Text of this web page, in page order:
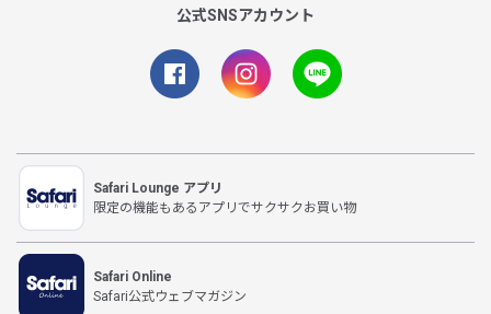
公式SNSアカウント
Safari Lounge アプリ
限定の機能もあるアプリでサクサクお買い物
Safari Online
Safari公式ウェブマガジン